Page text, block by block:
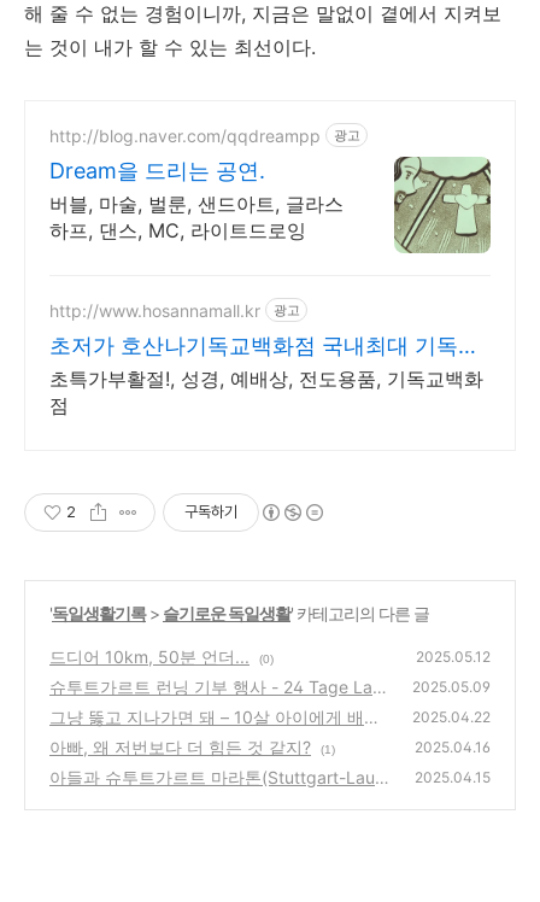
해 줄 수 없는 경험이니까, 지금은 말없이 곁에서 지켜보
는 것이 내가 할 수 있는 최선이다.
http://blog.naver.com/qqdreampp 광고
Dream을 드리는 공연.
버블, 마술, 벌룬, 샌드아트, 글라스
하프, 댄스, MC, 라이트드로잉
http://www.hosannamall.kr 광고
초저가 호산나기독교백화점 국내최대 기독교
전문 쇼핑몰
초특가부활절!, 성경, 예배상, 전도용품, 기독교백화
점
2 구독하기
'독일생활기록> 슬기로운 독일생활' 카테고리의 다른 글
드디어 10km, 50분 언더... (0) 2025.05.12
슈투트가르트 런닝 기부 행사 - 24 Tage Lauf
(0)
2025.05.09
그냥 뚫고 지나가면 돼 – 10살 아이에게 배운
러닝 철학
(0)
2025.04.22
아빠, 왜 저번보다 더 힘든 것 같지? (1) 2025.04.16
아들과 슈투트가르트 마라톤(Stuttgart-Lauf)
2025.04.15